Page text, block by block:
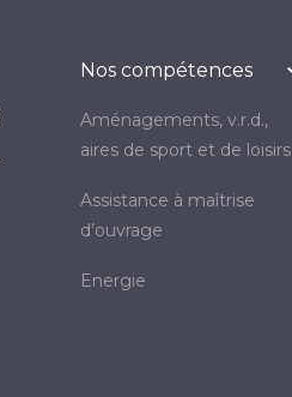
Nos compétences
aménagements, v.r.d.,
aires de sport et de loisirs
assistance à maîtrise
d’ouvrage
energie